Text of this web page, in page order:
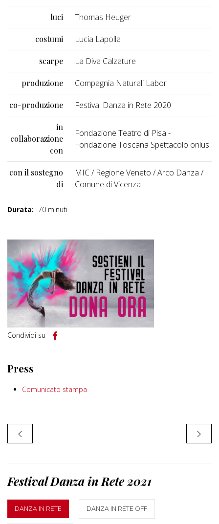
luci Thomas Heuger
costumi Lucia Lapolla
scarpe La Diva Calzature
produzione Compagnia Naturali Labor
co-produzione Festival Danza in Rete 2020
in
collaborazione
con
Fondazione Teatro di Pisa -
Fondazione Toscana Spettacolo onlus
con il sostegno
di
MIC / Regione Veneto / Arco Danza /
Comune di Vicenza
Durata: 70 minuti
Condividi su
Press
Comunicato stampa
Festival Danza in Rete 2021
DANZA IN RETE DANZA IN RETE OFF